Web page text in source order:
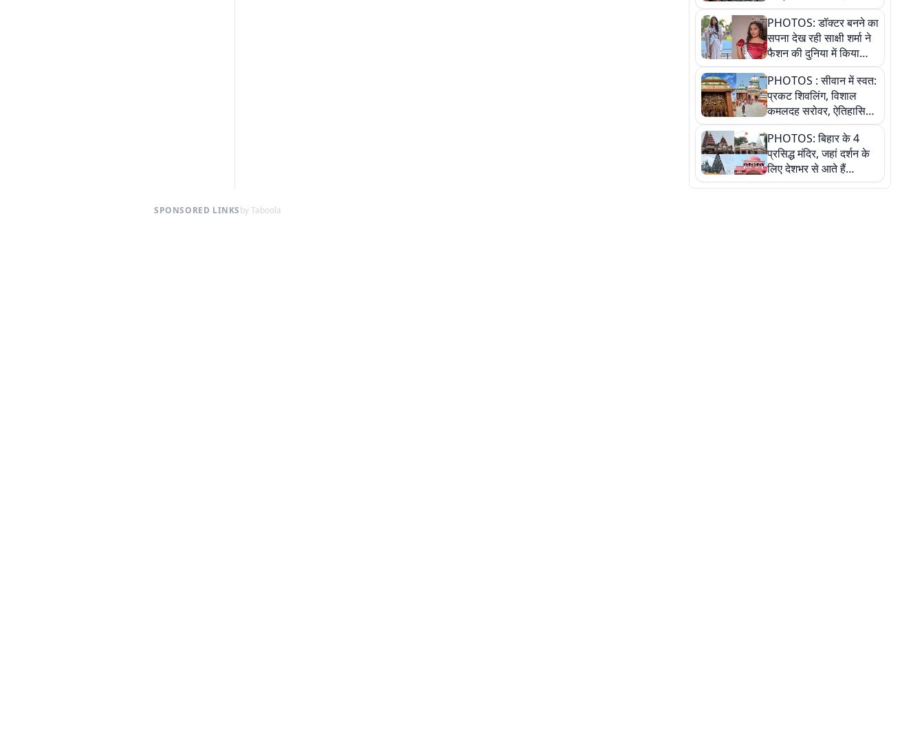
अव्यवस्था
PHOTOS: डॉक्टर बनने का
सपना देख रही साक्षी शर्मा ने
फैशन की दुनिया में किया
कमाल,जानिए बेगूसराय की
बेटी ने कैसे दी अपने सपनों
को उड़ान
PHOTOS : सीवान में स्वत:
प्रकट शिवलिंग, विशाल
कमलदह सरोवर, ऐतिहासिक
महेंद्रनाथ मंदिर और घंटाघर
की कहानी, तस्वीरों में देखिए
PHOTOS: बिहार के 4
प्रसिद्ध मंदिर, जहां दर्शन के
लिए देशभर से आते हैं
श्रद्धालु, जानिए इनकी
SPONSORED LINKSby Taboola